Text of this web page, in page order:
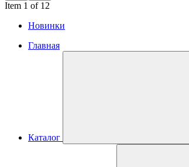
Item 1 of 12
Новинки
Главная
Каталог